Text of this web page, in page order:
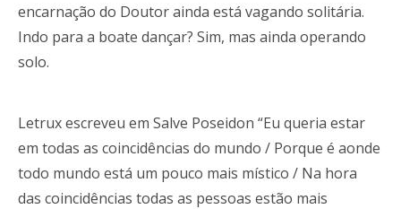
encarnação do Doutor ainda está vagando solitária.
Indo para a boate dançar? Sim, mas ainda operando
solo.
Letrux escreveu em Salve Poseidon “Eu queria estar
em todas as coincidências do mundo / Porque é aonde
todo mundo está um pouco mais místico / Na hora
das coincidências todas as pessoas estão mais